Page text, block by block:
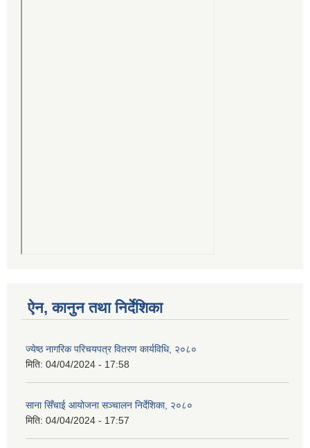
ऐन, कानुन तथा निर्देशिका
ज्येष्ठ नागरिक परिचयपत्र वितरण कार्यविधि, २०८०
मिति: 04/04/2024 - 17:58
साना सिँचाई आयोजना सञ्चालन निर्देशिका, २०८०
मिति: 04/04/2024 - 17:57